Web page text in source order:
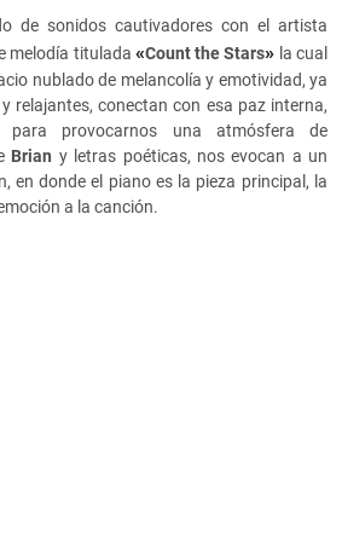
de sonidos cautivadores con el artista
melodía titulada «Count the Stars» la cual
nublado de melancolía y emotividad, ya
relajantes, conectan con esa paz interna,
para provocarnos una atmósfera de
Brian y letras poéticas, nos evocan a un
en donde el piano es la pieza principal, la
a la canción.